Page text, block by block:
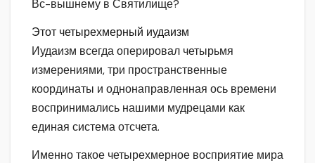
Вс-вышнему в Святилище?
Этот четырехмерный иудаизм
Иудаизм всегда оперировал четырьмя
измерениями, три пространственные
координаты и однонаправленная ось времени
воспринимались нашими мудрецами как
единая система отсчета.
Именно такое четырехмерное восприятие мира